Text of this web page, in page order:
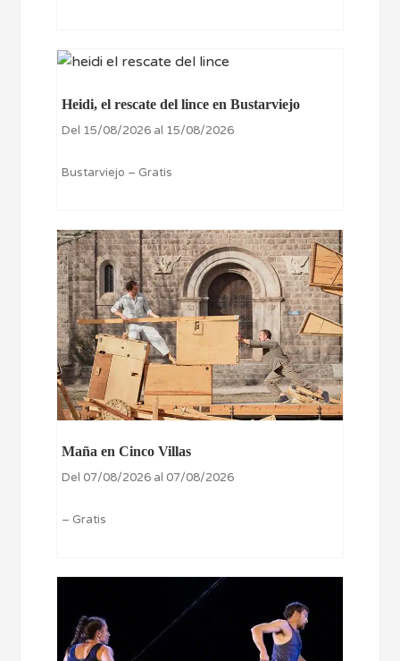
Heidi, el rescate del lince en Bustarviejo
Del 15/08/2026 al 15/08/2026
Bustarviejo – Gratis
Maña en Cinco Villas
Del 07/08/2026 al 07/08/2026
– Gratis